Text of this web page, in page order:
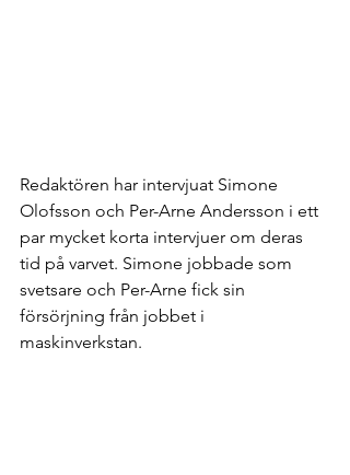
Redaktören har intervjuat Simone
Olofsson och Per-Arne Andersson i ett
par mycket korta intervjuer om deras
tid på varvet. Simone jobbade som
svetsare och Per-Arne fick sin
försörjning från jobbet i
maskinverkstan.